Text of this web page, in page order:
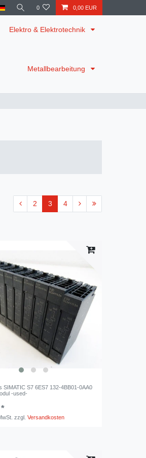
0 0,00 EUR
Elektro & Elektrotechnik
Metallbearbeitung
2 3 4
SIMATIC S7 6ES7 132-4BB01-0AA0
-used-
zzgl.Versandkosten